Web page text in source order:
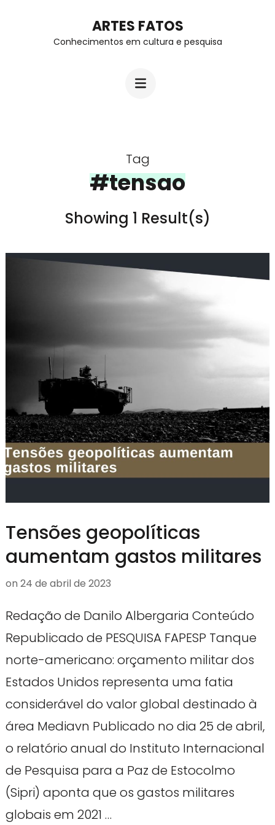
ARTES FATOS
Conhecimentos em cultura e pesquisa
Tag
#tensao
Showing 1 Result(s)
Tensões geopolíticas
aumentam gastos militares
on 24 de abril de 2023
Redação de Danilo Albergaria Conteúdo
Republicado de PESQUISA FAPESP Tanque
norte-americano: orçamento militar dos
Estados Unidos representa uma fatia
considerável do valor global destinado à
área Mediavn Publicado no dia 25 de abril,
o relatório anual do Instituto Internacional
de Pesquisa para a Paz de Estocolmo
(Sipri) aponta que os gastos militares
globais em 2021 …